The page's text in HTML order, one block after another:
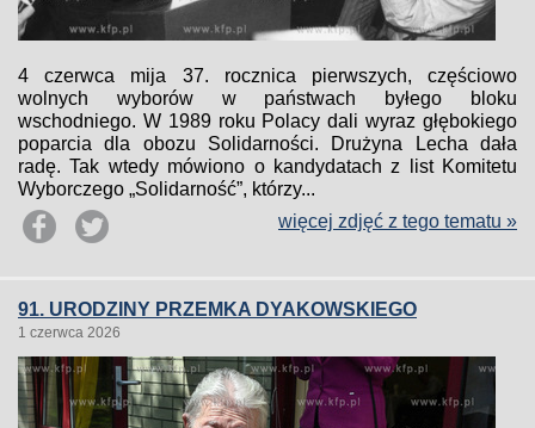
4 czerwca mija 37. rocznica pierwszych, częściowo
wolnych wyborów w państwach byłego bloku
wschodniego. W 1989 roku Polacy dali wyraz głębokiego
poparcia dla obozu Solidarności. Drużyna Lecha dała
radę. Tak wtedy mówiono o kandydatach z list Komitetu
Wyborczego „Solidarność”, którzy...
więcej zdjęć z tego tematu »
91. URODZINY PRZEMKA DYAKOWSKIEGO
1 czerwca 2026